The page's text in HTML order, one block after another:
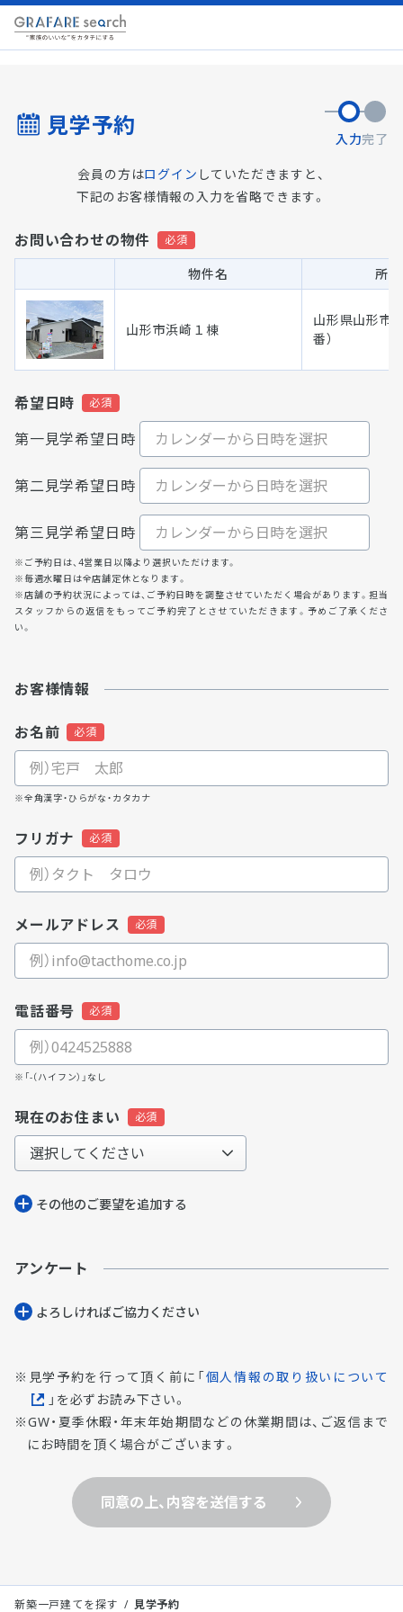
見学予約 入力完了
会員の方はログイン していただきますと、
下記のお客様情報の入力を省略できます。
お問い合わせの物件
物件名 所
山形市浜崎１棟
山形県山形市
番）
希望日時
第一見学希望日時
第二見学希望日時
第三見学希望日時
※ご予約日は、4営業日以降より選択いただけます。
※毎週水曜日は全店舗定休となります。
※店舗の予約状況によっては、ご予約日時を調整させていただく場合があります。担当
スタッフからの返信をもってご予約完了とさせていただきます。予めご了承くださ
い。
お客様情報
お名前
※全角漢字・ひらがな・カタカナ
フリガナ
メールアドレス
電話番号
※「-（ハイフン）」なし
現在のお住まい
その他のご要望を追加する
アンケート
よろしければご協⼒ください
見学予約を行って頂く前に「個人情報の取り扱いについて
」を必ずお読み下さい。
GW・夏季休暇・年末年始期間などの休業期間は、ご返信まで
にお時間を頂く場合がございます。
同意の上、内容を送信する
新築一戸建てを探す 見学予約